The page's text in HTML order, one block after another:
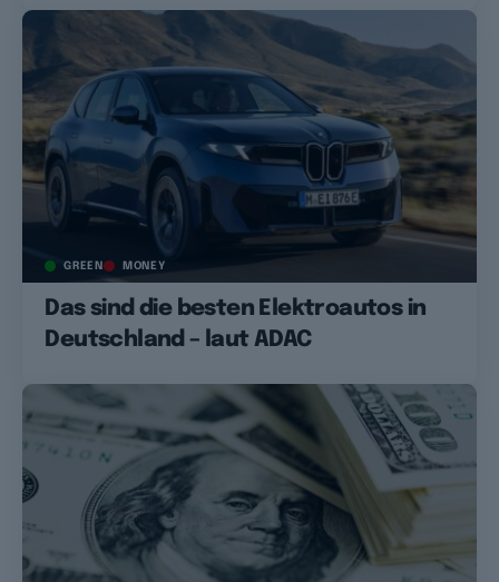
GREEN MONEY
Das sind die besten Elektroautos in
Deutschland – laut ADAC